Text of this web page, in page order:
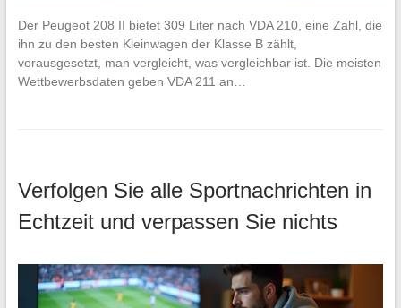
Der Peugeot 208 II bietet 309 Liter nach VDA 210, eine Zahl, die
ihn zu den besten Kleinwagen der Klasse B zählt,
vorausgesetzt, man vergleicht, was vergleichbar ist. Die meisten
Wettbewerbsdaten geben VDA 211 an…
Verfolgen Sie alle Sportnachrichten in
Echtzeit und verpassen Sie nichts